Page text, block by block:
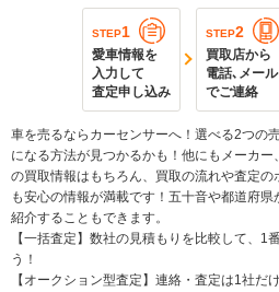
STEP1
愛車情報を
入力して
査定申し込み
STEP2
買取店から
電話､メール
でご連絡
車を売るならカーセンサーへ！選べる2つの
になる方法が見つかるかも！他にもメーカ
の買取情報はもちろん、買取の流れや査定
も安心の情報が満載です！五十音や都道府
紹介することもできます。
【一括査定】数社の見積もりを比較して、1
う！
【オークション型査定】連絡・査定は1社だ